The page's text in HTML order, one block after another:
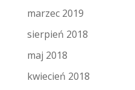
marzec 2019
sierpień 2018
maj 2018
kwiecień 2018